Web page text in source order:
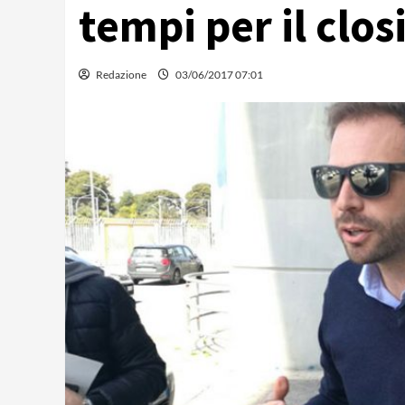
tempi per il
Redazione 03/06/2017 07:01